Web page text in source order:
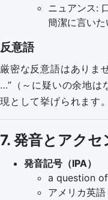
ニュアンス:
簡潔に言いた
反意語
厳密な反意語はあり
…”（～に疑いの余地は
現として挙げられます。
7. 発音とアク
発音記号（IPA）
a question
アメリカ英